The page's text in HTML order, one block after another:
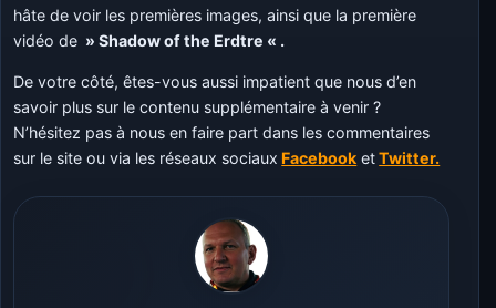
hâte de voir les premières images, ainsi que la première
vidéo de » Shadow of the Erdtre « .
De votre côté, êtes-vous aussi impatient que nous d’en
savoir plus sur le contenu supplémentaire à venir ?
N’hésitez pas à nous en faire part dans les commentaires
sur le site ou via les réseaux sociaux Facebook etTwitter.